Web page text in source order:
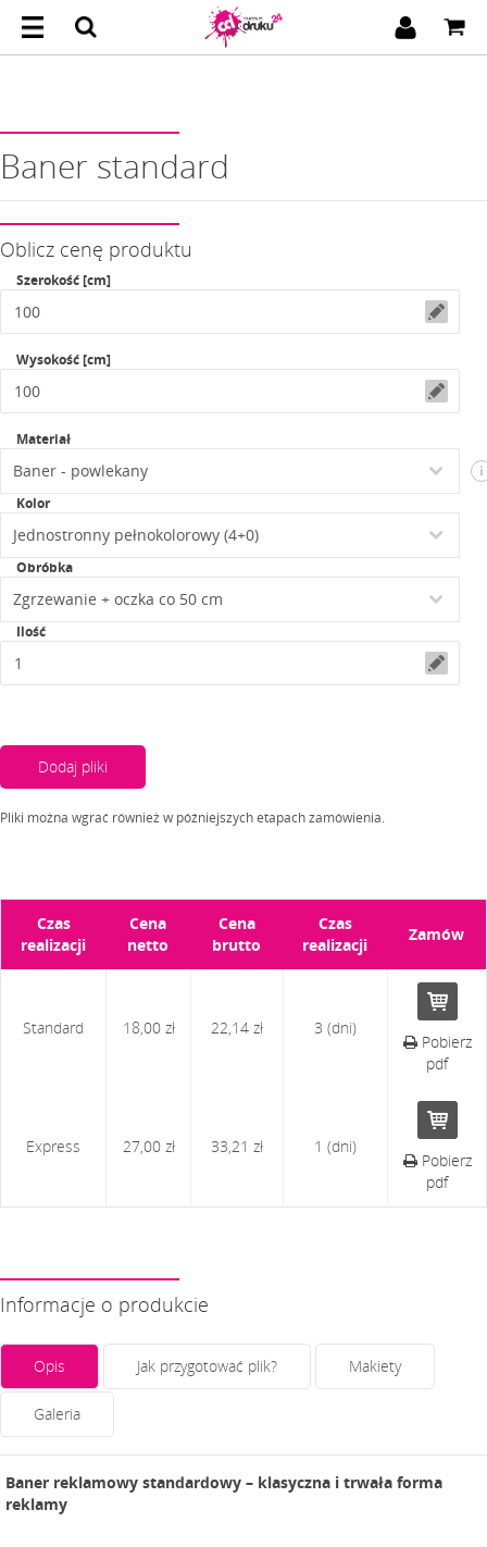
Baner standard
Oblicz cenę produktu
Szerokość [cm]
Wysokość [cm]
Materiał
i
Kolor
Obróbka
Ilość
Dodaj pliki
Pliki można wgrać również w późniejszych etapach zamówienia.
Czas
realizacji
Cena
netto
Cena
brutto
Czas
realizacji
Zamów
Standard 18,00 zł 22,14 zł 3 (dni)
Pobierz
pdf
Express 27,00 zł 33,21 zł 1 (dni)
Pobierz
pdf
Informacje o produkcie
Opis Jak przygotować plik? Makiety
Galeria
Baner reklamowy standardowy – klasyczna i trwała forma
reklamy